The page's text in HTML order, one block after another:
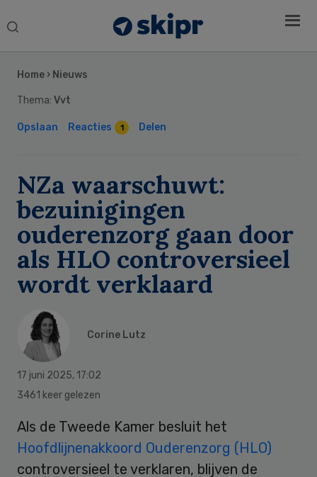
Search
Home › Nieuws
Thema: Vvt
Opslaan Reacties 1 Delen
NZa waarschuwt:
bezuinigingen
ouderenzorg gaan door
als HLO controversieel
wordt verklaard
Corine Lutz
17 juni 2025, 17:02
3461 keer gelezen
Als de Tweede Kamer besluit het
Hoofdlijnenakkoord Ouderenzorg (HLO)
controversieel te verklaren, blijven de
Sidebar